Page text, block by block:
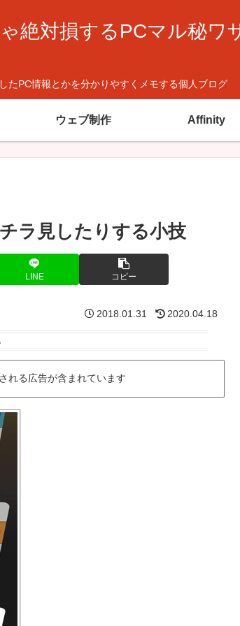
絶対損するPCマル秘ワ
たPC情報とかを分かりやすくメモする個人ブログ
ウェブ制作 Affinity
ラ見したりする小技
LINE コピー
2018.01.31 2020.04.18
れる広告が含まれています